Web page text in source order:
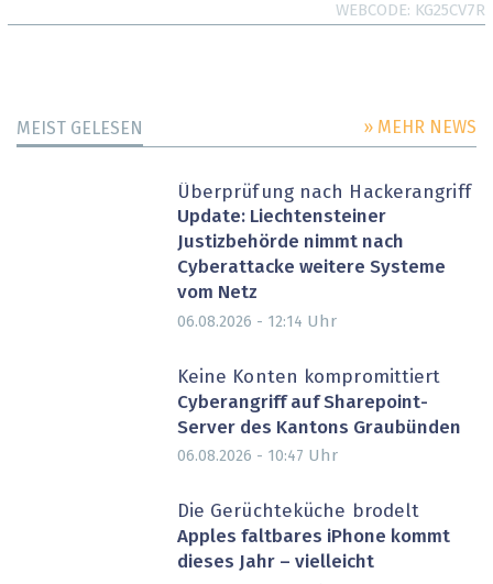
WEBCODE KG25CV7R
MEIST GELESEN » MEHR NEWS
Überprüfung nach Hackerangriff
Update: Liechtensteiner
Justizbehörde nimmt nach
Cyberattacke weitere Systeme
vom Netz
06.08.2026 - 12:14 Uhr
Keine Konten kompromittiert
Cyberangriff auf Sharepoint-
Server des Kantons Graubünden
06.08.2026 - 10:47 Uhr
Die Gerüchteküche brodelt
Apples faltbares iPhone kommt
dieses Jahr – vielleicht